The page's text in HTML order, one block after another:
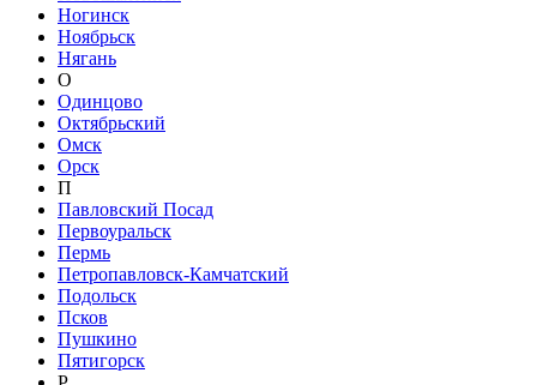
Ногинск
Ноябрьск
Нягань
О
Одинцово
Октябрьский
Омск
Орск
П
Павловский Посад
Первоуральск
Пермь
Петропавловск-Камчатский
Подольск
Псков
Пушкино
Пятигорск